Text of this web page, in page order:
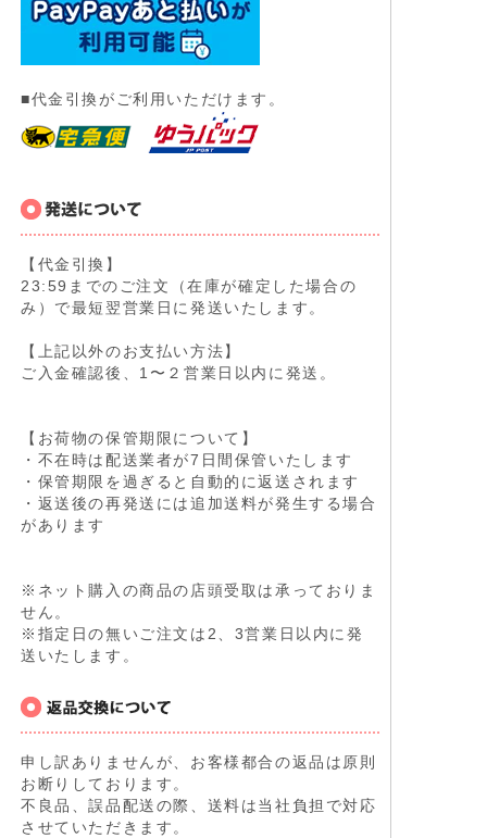
■代金引換がご利用いただけます。
【代金引換】
23:59までのご注文（在庫が確定した場合の
み）で最短翌営業日に発送いたします。
【上記以外のお支払い方法】
ご入金確認後、1〜２営業日以内に発送。
【お荷物の保管期限について】
・不在時は配送業者が7日間保管いたします
・保管期限を過ぎると自動的に返送されます
・返送後の再発送には追加送料が発生する場合
があります
※ネット購入の商品の店頭受取は承っておりま
せん。
※指定日の無いご注文は2、3営業日以内に発
送いたします。
申し訳ありませんが、お客様都合の返品は原則
お断りしております。
不良品、誤品配送の際、送料は当社負担で対応
させていただきます。